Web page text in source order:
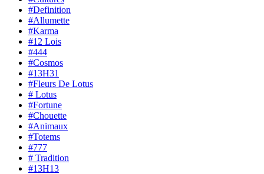
#Definition
#Allumette
#Karma
#12 Lois
#444
#Cosmos
#13H31
#Fleurs De Lotus
# Lotus
#Fortune
#Chouette
#Animaux
#Totems
#777
# Tradition
#13H13